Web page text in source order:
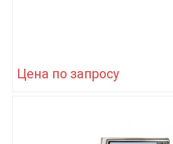
Цена по запросу